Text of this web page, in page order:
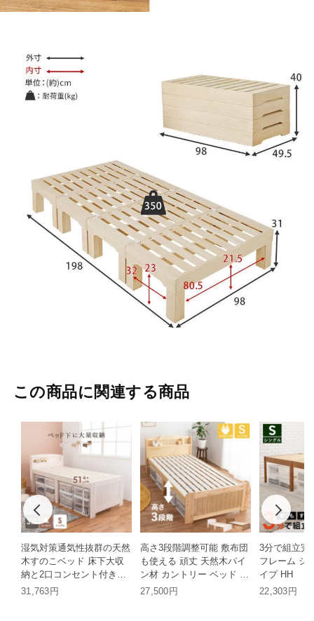
この商品に関連する商品
湿気対策通気性抜群の天然
木すのこベッド 床下大収
納と2口コンセント付きデ
ザイン シングル HH
31,763円
高さ3段階調整可能 敷布団
も使える 頑丈 天然木パイ
ン材 カントリー ベッド シ
ングル HH
27,500円
3分で組立完
フレーム シ
イプ HH
22,303円